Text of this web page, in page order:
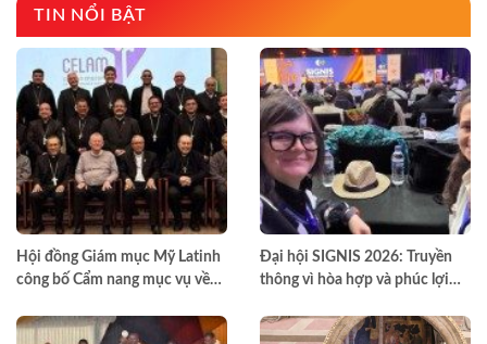
TIN NỔI BẬT
Hội đồng Giám mục Mỹ Latinh
công bố Cẩm nang mục vụ về
Đại hội SIGNIS 2026: Truyền
thông vì hòa hợp và phúc lợi